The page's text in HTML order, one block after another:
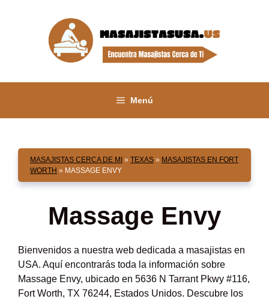
Menú
MASAJISTAS CERCA DE MI » TEXAS » MASAJISTAS EN FORT
WORTH » MASSAGE ENVY
Massage Envy
Bienvenidos a nuestra web dedicada a masajistas en
USA. Aquí encontrarás toda la información sobre
Massage Envy, ubicado en 5636 N Tarrant Pkwy #116,
Fort Worth, TX 76244, Estados Unidos. Descubre los